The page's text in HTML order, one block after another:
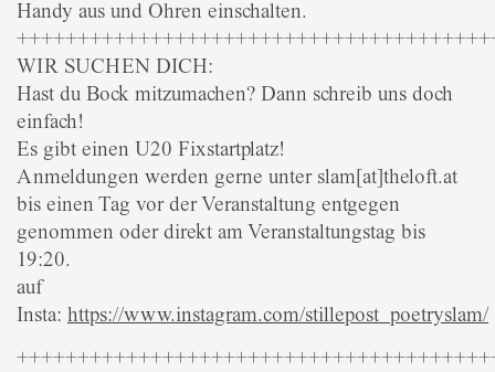
Handy aus und Ohren einschalten.
WIR SUCHEN DICH:
Hast du Bock mitzumachen? Dann schreib uns doch
einfach!
Es gibt einen U20 Fixstartplatz!
Anmeldungen werden gerne unter slam[at]theloft.at
bis einen Tag vor der Veranstaltung entgegen
genommen oder direkt am Veranstaltungstag bis
19:20.
auf
Insta: https://www.instagram.com/stillepost_poetryslam/